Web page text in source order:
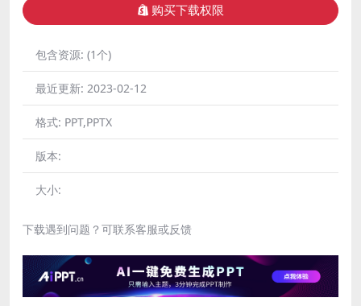
购买下载权限
包含资源: (1个)
最近更新: 2023-02-12
格式: PPT,PPTX
版本:
大小:
下载遇到问题？可联系客服或反馈